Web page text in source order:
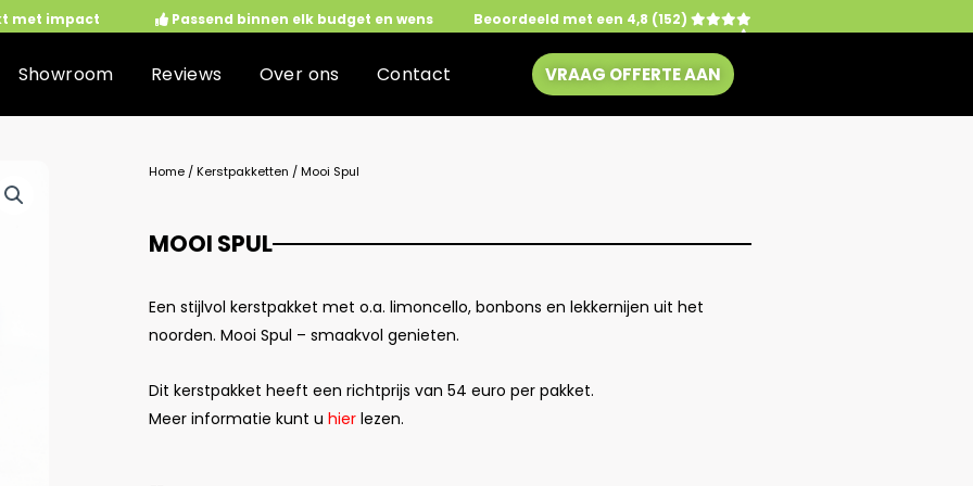
met impact Passend binnen elk budget en wens Beoordeeld met een 4,8 (152)
Showroom Reviews Over ons Contact VRAAG OFFERTE AAN
Home /Kerstpakketten / Mooi Spul
MOOI SPUL
Een stijlvol kerstpakket met o.a. limoncello, bonbons en lekkernijen uit het
noorden. Mooi Spul – smaakvol genieten.
Dit kerstpakket heeft een richtprijs van 54 euro per pakket.
Meer informatie kunt u hier lezen.